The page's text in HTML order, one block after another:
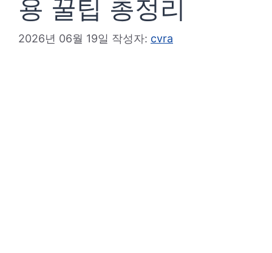
용 꿀팁 총정리
2026년 06월 19일 작성자: cvra